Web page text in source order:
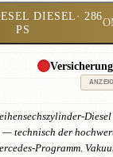
DIESEL· 286
PS
technisch der
Programm.